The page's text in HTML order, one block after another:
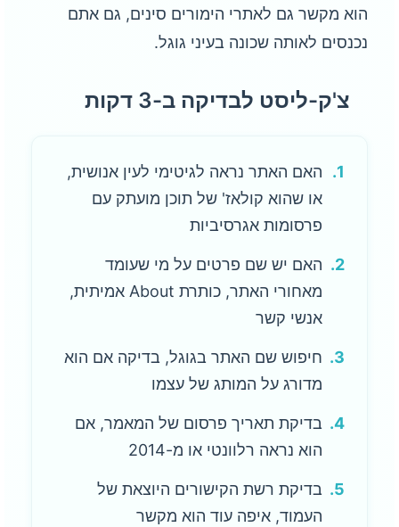
הוא מקשר גם לאתרי הימורים סינים, גם אתם
נכנסים לאותה שכונה בעיני גוגל.
צ'ק-ליסט לבדיקה ב-3 דקות
1.
האם האתר נראה לגיטימי לעין אנושית,
או שהוא קולאז' של תוכן מועתק עם
פרסומות אגרסיביות
2.
האם יש שם פרטים על מי שעומד
מאחורי האתר, כותרת About אמיתית,
אנשי קשר
3.
חיפוש שם האתר בגוגל, בדיקה אם הוא
מדורג על המותג של עצמו
4.
בדיקת תאריך פרסום של המאמר, אם
הוא נראה רלוונטי או מ-2014
5.
בדיקת רשת הקישורים היוצאת של
העמוד, איפה עוד הוא מקשר